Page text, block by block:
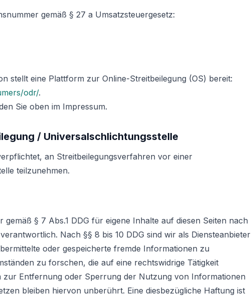
gemäß § 27 a Umsatzsteuergesetz:
stellt eine Plattform zur Online-Streitbeilegung (OS) bereit:
odr/.
Sie oben im Impressum.
/ Universalschlichtungsstelle
an Streitbeilegungsverfahren vor einer
teilzunehmen.
gemäß § 7 Abs.1 DDG für eigene Inhalte auf diesen Seiten nach
Nach §§ 8 bis 10 DDG sind wir als Diensteanbieter
oder gespeicherte fremde Informationen zu
zu forschen, die auf eine rechtswidrige Tätigkeit
zur Entfernung oder Sperrung der Nutzung von Informationen
bleiben hiervon unberührt. Eine diesbezügliche Haftung ist